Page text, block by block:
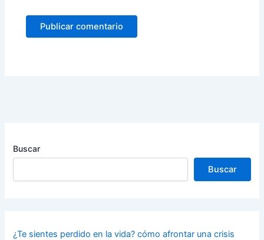
Buscar
Buscar
¿Te sientes perdido en la vida? cómo afrontar una crisis